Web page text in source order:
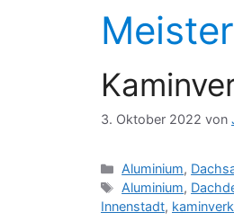
3. Oktober 2022 von
Kategorien
Aluminium,
Schlagwörter
Aluminium,
Innenstadt,